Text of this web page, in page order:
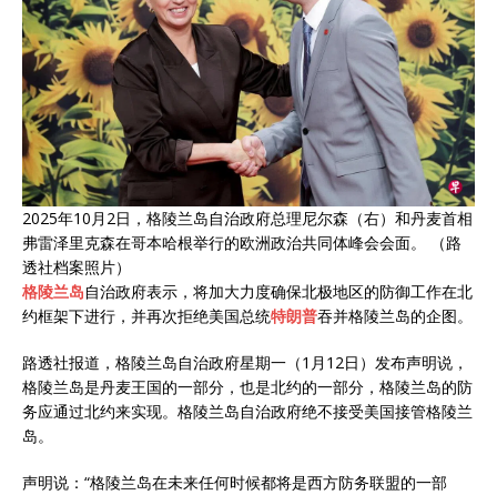
2025年10月2日，格陵兰岛自治政府总理尼尔森（右）和丹麦首相
弗雷泽里克森在哥本哈根举行的欧洲政治共同体峰会会面。 （路
透社档案照片）
格陵兰岛自治政府表示，将加大力度确保北极地区的防御工作在北
约框架下进行，并再次拒绝美国总统特朗普吞并格陵兰岛的企图。
路透社报道，格陵兰岛自治政府星期一（1月12日）发布声明说，
格陵兰岛是丹麦王国的一部分，也是北约的一部分，格陵兰岛的防
务应通过北约来实现。格陵兰岛自治政府绝不接受美国接管格陵兰
岛。
声明说：“格陵兰岛在未来任何时候都将是西方防务联盟的一部